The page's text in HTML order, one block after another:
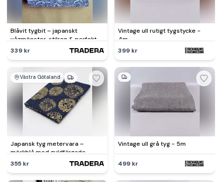
Blåvit tygbit – japanskt
vågmönster, stilren & perfekt
för DIY
339 kr
Vintage ull rutigt tygstycke -
4m
399 kr
Västra Götaland
Japansk tyg metervara –
mörkblå med guldfärgade
mönster, 1×1.4 m
355 kr
Vintage ull grå tyg - 5m
499 kr